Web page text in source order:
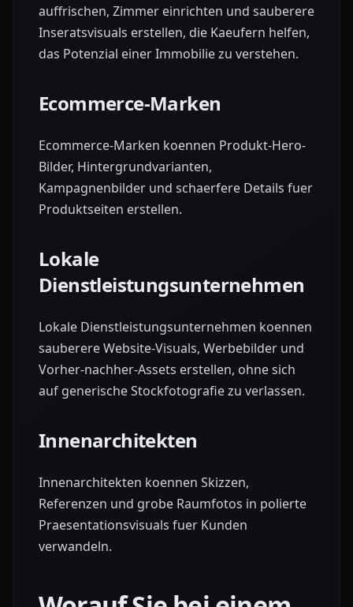
auffrischen, Zimmer einrichten und sauberere
Inseratsvisuals erstellen, die Kaeufern helfen,
das Potenzial einer Immobilie zu verstehen.
Ecommerce-Marken
Ecommerce-Marken koennen Produkt-Hero-
Bilder, Hintergrundvarianten,
Kampagnenbilder und schaerfere Details fuer
Produktseiten erstellen.
Lokale
Dienstleistungsunternehmen
Lokale Dienstleistungsunternehmen koennen
sauberere Website-Visuals, Werbebilder und
Vorher-nachher-Assets erstellen, ohne sich
auf generische Stockfotografie zu verlassen.
Innenarchitekten
Innenarchitekten koennen Skizzen,
Referenzen und grobe Raumfotos in polierte
Praesentationsvisuals fuer Kunden
verwandeln.